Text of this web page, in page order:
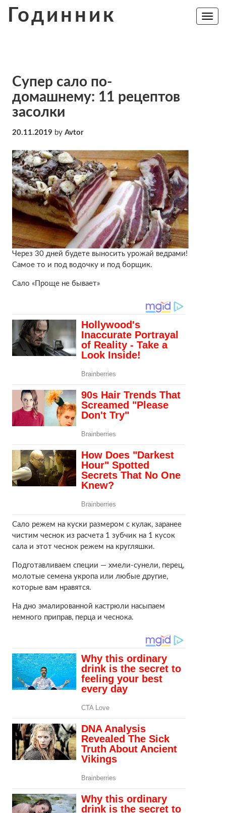
Годинник
Toggle
Супер сало по-
домашнему: 11 рецептов
засолки
20.11.2019 by Avtor
Через 30 дней будете выносить урожай ведрами!
Самое то и под водочку и под борщик.
Сало «Проще не бывает»
Сало режем на куски размером с кулак, заранее
чистим чеснок из расчета 1 зубчик на 1 кусок
сала и этот чеснок режем на кругляшки.
Подготавливаем специи — хмели-сунели, перец,
молотые семена укропа или любые другие,
которые вам нравятся.
На дно эмалированной кастрюли насыпаем
немного приправ, перца и чеснока.